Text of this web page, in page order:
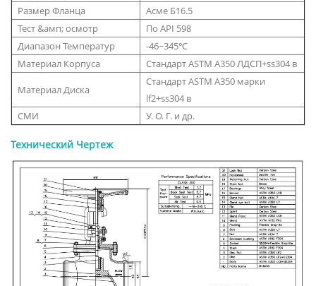
Размер Фланца
Асме Б16.5
Тест &амп; осмотр
По API 598
Диапазон Температур
-46~345℃
Материал Корпуса
Стандарт ASTM А350 ЛДСП+ss304 в
Материал Диска
Стандарт ASTM А350 марки
lf2+ss304 в
СМИ
У. О. Г. и др.
Технический Чертеж